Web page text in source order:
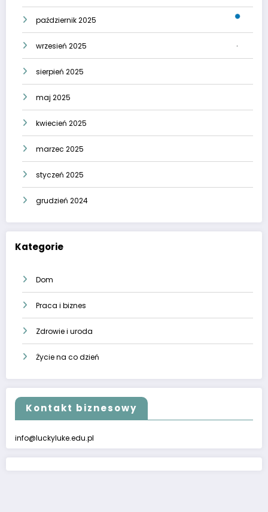
październik 2025
wrzesień 2025
sierpień 2025
maj 2025
kwiecień 2025
marzec 2025
styczeń 2025
grudzień 2024
Kategorie
Dom
Praca i biznes
Zdrowie i uroda
Życie na co dzień
Kontakt biznesowy
info@luckyluke.edu.pl